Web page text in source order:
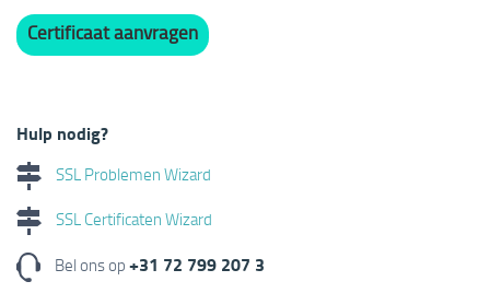
Certificaat aanvragen
Hulp nodig?
SSL Problemen Wizard
SSL Certificaten Wizard
Bel ons op +31 72 799 207 3